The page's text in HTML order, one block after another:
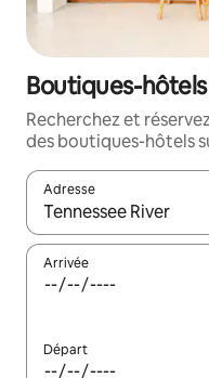
Boutiques-
Recherchez et
des boutiques-hôtels
Adresse
Lorsque les résultats
Arrivée
Départ